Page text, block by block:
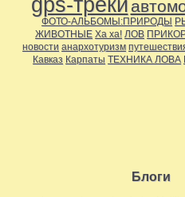
gps-треки
ФОТО-АЛЬБОМЫ:ПРИРОДЫ
ЖИВОТНЫЕ Ха ха! ЛОВ
новости анархотуризм
Кавказ Карпаты ТЕХНИКА ЛОВА
Блоги